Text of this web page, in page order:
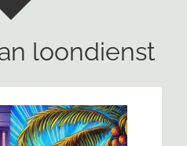
loondienst